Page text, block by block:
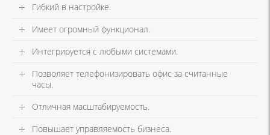
Гибкий в настройке.
Имеет огромный функционал.
Интегрируется с любыми системами.
Позволяет телефонизировать офис за считанные
часы.
Отличная масштабируемость.
Повышает управляемость бизнеса.